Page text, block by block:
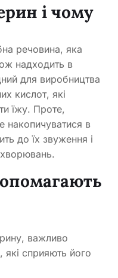
і чому
речовина, яка
надходить в
для виробництва
кислот, які
їжу. Проте,
накопичуватися в
до їх звуження і
важливо
які сприяють його